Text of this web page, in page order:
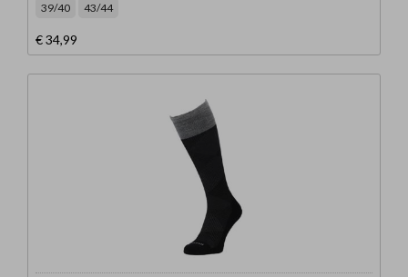
39/40 43/44
€ 34,99